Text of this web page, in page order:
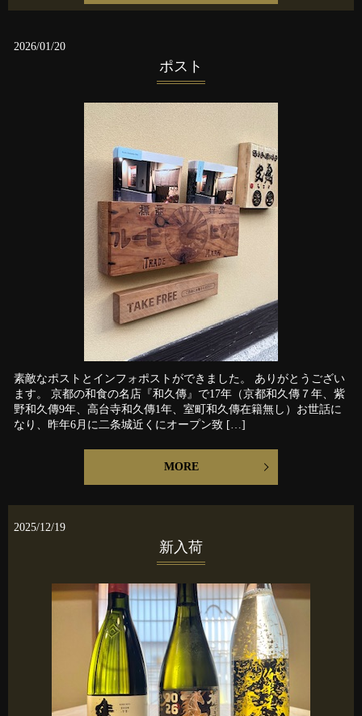
2026/01/20
ポスト
素敵なポストとインフォポストができました。 ありがとうござい
ます。 京都の和食の名店『和久傳』で17年（京都和久傳７年、紫
野和久傳9年、高台寺和久傳1年、室町和久傳在籍無し）お世話に
なり、昨年6月に二条城近くにオープン致 […]
MORE
2025/12/19
新入荷